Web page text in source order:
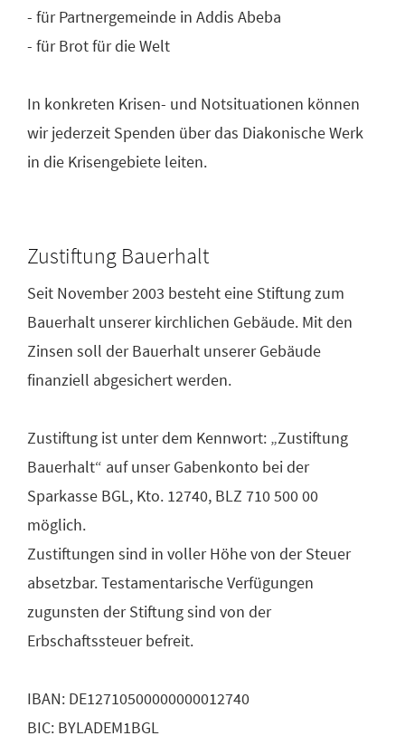
- für Partnergemeinde in Addis Abeba
- für Brot für die Welt
In konkreten Krisen- und Notsituationen können
wir jederzeit Spenden über das Diakonische Werk
in die Krisengebiete leiten.
Zustiftung Bauerhalt
Seit November 2003 besteht eine Stiftung zum
Bauerhalt unserer kirchlichen Gebäude. Mit den
Zinsen soll der Bauerhalt unserer Gebäude
finanziell abgesichert werden.
Zustiftung ist unter dem Kennwort: „Zustiftung
Bauerhalt“ auf unser Gabenkonto bei der
Sparkasse BGL, Kto. 12740, BLZ 710 500 00
möglich.
Zustiftungen sind in voller Höhe von der Steuer
absetzbar. Testamentarische Verfügungen
zugunsten der Stiftung sind von der
Erbschaftssteuer befreit.
IBAN: DE12710500000000012740
BIC: BYLADEM1BGL